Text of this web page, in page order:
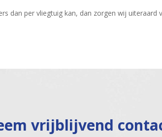
dan per vliegtuig kan, dan zorgen wij uiteraard
vrijblijvend